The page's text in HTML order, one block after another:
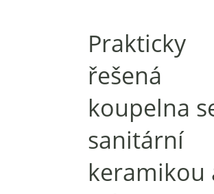
Prakticky
řešená
koupelna
sanitární
keramikou